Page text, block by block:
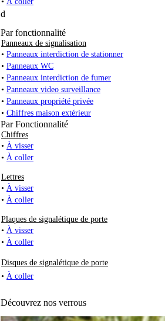
d
Par fonctionnalité
Panneaux de signalisation
• Panneaux interdiction de stationner
• Panneaux WC
• Panneaux interdiction de fumer
• Panneaux video surveillance
• Panneaux propriété privée
• Chiffres maison extérieur
Par Fonctionnalité
Chiffres
• À visser
• À coller
Lettres
• À visser
• À coller
Plaques de signalétique de porte
• À visser
• À coller
Disques de signalétique de porte
• À coller
Découvrez nos verrous